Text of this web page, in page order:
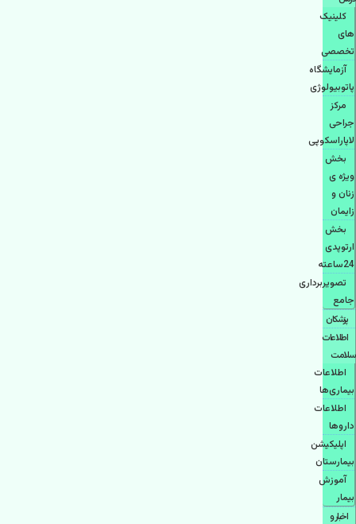
کلینیک
های
تخصصی
آزمایشگاه
پاتوبیولوژی
مرکز
جراحی
لاپاراسکوپی
بخش
ویژه ی
زنان و
زایمان
بخش
ارتوپدی
24ساعته
تصویربرداری
جامع
پزشكان
اطلاعات
سلامت
اطلاعات
بیماری‌ها
اطلاعات
دارو‌ها
اپليكيشن
بيمارستان
آموزش
بیمار
اخبار و